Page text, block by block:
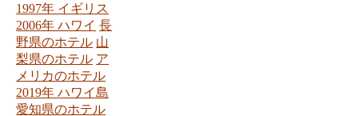
1997年 イギリス
2006年 ハワイ 長
野県のホテル 山
梨県のホテル ア
メリカのホテル
2019年 ハワイ島
愛知県のホテル